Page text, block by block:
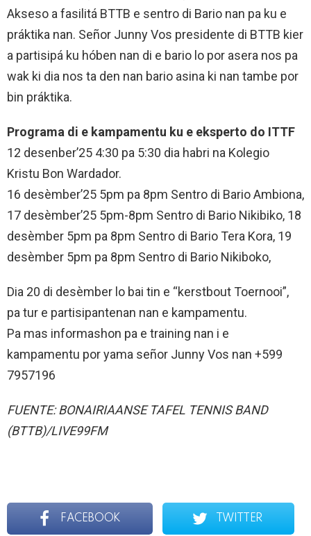
Akseso a fasilitá BTTB e sentro di Bario nan pa ku e
práktika nan. Señor Junny Vos presidente di BTTB kier
a partisipá ku hóben nan di e bario lo por asera nos pa
wak ki dia nos ta den nan bario asina ki nan tambe por
bin práktika.
Programa di e kampamentu ku e eksperto do ITTF
12 desenber’25 4:30 pa 5:30 dia habri na Kolegio
Kristu Bon Wardador.
16 desèmber’25 5pm pa 8pm Sentro di Bario Ambiona,
17 desèmber’25 5pm-8pm Sentro di Bario Nikibiko, 18
desèmber 5pm pa 8pm Sentro di Bario Tera Kora, 19
desèmber 5pm pa 8pm Sentro di Bario Nikiboko,
Dia 20 di desèmber lo bai tin e “kerstbout Toernooi”,
pa tur e partisipantenan nan e kampamentu.
Pa mas informashon pa e training nan i e
kampamentu por yama señor Junny Vos nan +599
7957196
FUENTE: BONAIRIAANSE TAFEL TENNIS BAND
(BTTB)/LIVE99FM
FACEBOOK TWITTER